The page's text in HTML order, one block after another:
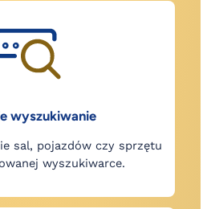
wyszukiwanie
sal, pojazdów czy sprzętu
wyszukiwarce.